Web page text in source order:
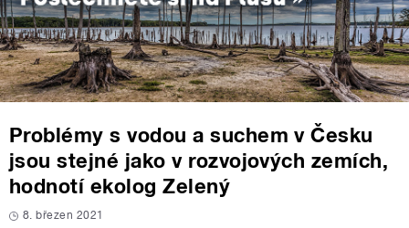
Problémy s vodou a suchem v Česku
jsou stejné jako v rozvojových zemích,
hodnotí ekolog Zelený
8. březen 2021